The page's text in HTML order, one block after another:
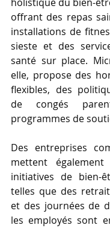
offrant des repas
installations de
sieste et des
santé sur place.
elle, propose des
flexibles, des
de congés
programmes de
Des entreprises
mettent
initiatives de bien-
telles que des
et des journées de
les employés sont